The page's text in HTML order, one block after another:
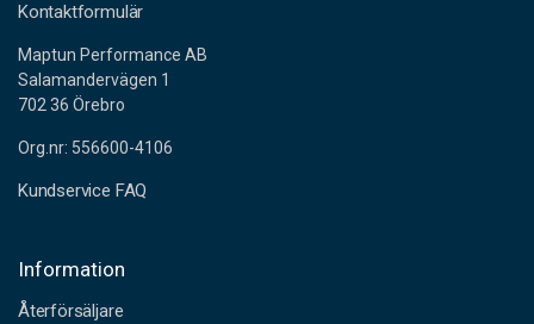
Kontaktformulär
Maptun Performance AB
Salamandervägen 1
702 36 Örebro
Org.nr: 556600-4106
Kundservice FAQ
Information
Återförsäljare